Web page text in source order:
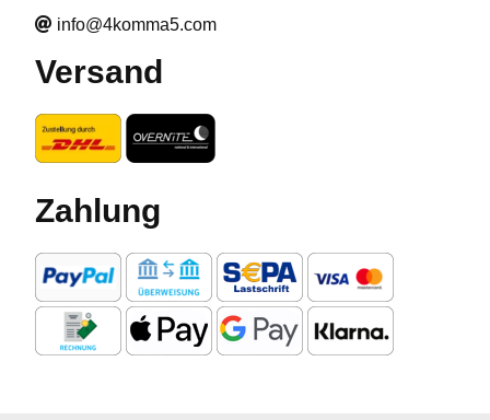
info@4komma5.com
Versand
Zahlung